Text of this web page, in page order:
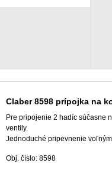
Claber 8598 prípojka na
Pre pripojenie 2 hadíc súčasne
ventily.
Jednoduché pripevnenie
Obj. číslo: 8598